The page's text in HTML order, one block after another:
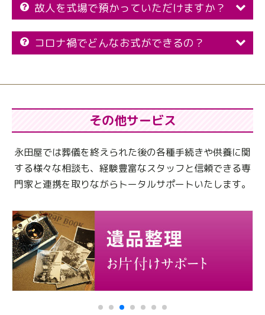
故人を式場で預かっていただけますか？
コロナ禍でどんなお式ができるの？
その他サービス
永田屋では葬儀を終えられた後の各種手続きや供養に関
する様々な相談も、 経験豊富なスタッフと信頼できる専
門家と連携を取りながらトータルサポートいたします。